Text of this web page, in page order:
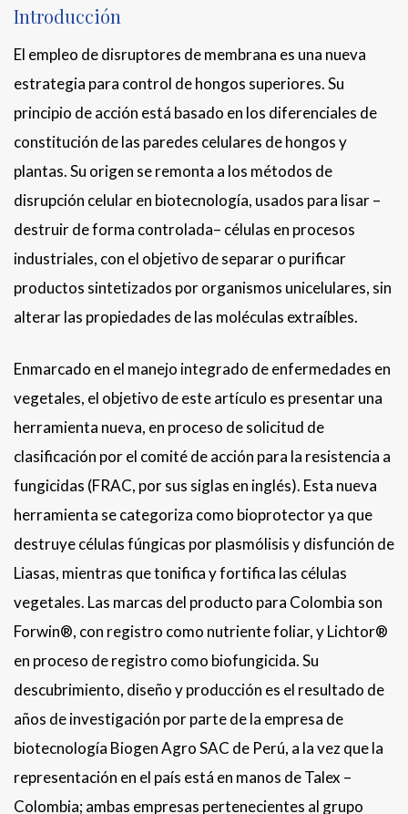
Introducción
El empleo de disruptores de membrana es una nueva
estrategia para control de hongos superiores. Su
principio de acción está basado en los diferenciales de
constitución de las paredes celulares de hongos y
plantas. Su origen se remonta a los métodos de
disrupción celular en biotecnología, usados para lisar –
destruir de forma controlada– células en procesos
industriales, con el objetivo de separar o purificar
productos sintetizados por organismos unicelulares, sin
alterar las propiedades de las moléculas extraíbles.
Enmarcado en el manejo integrado de enfermedades en
vegetales, el objetivo de este artículo es presentar una
herramienta nueva, en proceso de solicitud de
clasificación por el comité de acción para la resistencia a
fungicidas (FRAC, por sus siglas en inglés). Esta nueva
herramienta se categoriza como bioprotector ya que
destruye células fúngicas por plasmólisis y disfunción de
Liasas, mientras que tonifica y fortifica las células
vegetales. Las marcas del producto para Colombia son
Forwin®, con registro como nutriente foliar, y Lichtor®
en proceso de registro como biofungicida. Su
descubrimiento, diseño y producción es el resultado de
años de investigación por parte de la empresa de
biotecnología Biogen Agro SAC de Perú, a la vez que la
representación en el país está en manos de Talex –
Colombia; ambas empresas pertenecientes al grupo